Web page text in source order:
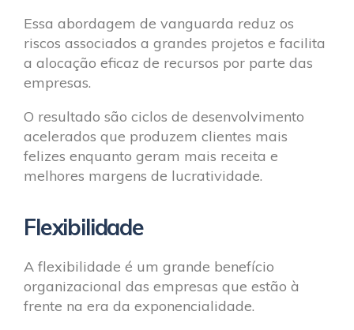
Essa abordagem de vanguarda reduz os
riscos associados a grandes projetos e facilita
a alocação eficaz de recursos por parte das
empresas.
O resultado são ciclos de desenvolvimento
acelerados que produzem clientes mais
felizes enquanto geram mais receita e
melhores margens de lucratividade.
Flexibilidade
A flexibilidade é um grande benefício
organizacional das empresas que estão à
frente na era da exponencialidade.